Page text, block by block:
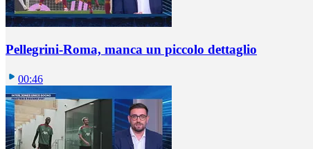
Pellegrini-Roma, manca un piccolo dettaglio
00:46